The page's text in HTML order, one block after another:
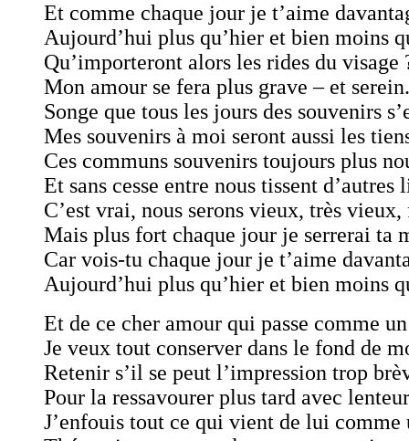
Et comme chaque jour je t’aime
Aujourd’hui plus qu’hier et bien moins
Qu’importeront alors les rides du visage
Mon amour se fera plus grave – et serein.
Songe que tous les jours des souvenirs
Mes souvenirs à moi seront aussi les
Ces communs souvenirs toujours plus
Et sans cesse entre nous tissent d’autres
C’est vrai, nous serons vieux, très
Mais plus fort chaque jour je serrerai ta
Car vois-tu chaque jour je t’aime
Aujourd’hui plus qu’hier et bien moins
Et de ce cher amour qui passe comme
Je veux tout conserver dans le fond de
Retenir s’il se peut l’impression trop
Pour la ressavourer plus tard avec
J’enfouis tout ce qui vient de lui comme